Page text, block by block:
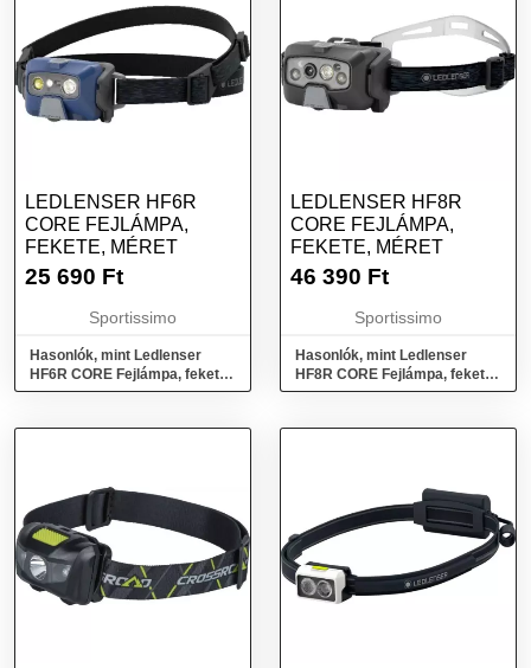
LEDLENSER HF6R
CORE FEJLÁMPA,
FEKETE, MÉRET
25 690 Ft
Sportissimo
Hasonlók, mint Ledlenser
HF6R CORE Fejlámpa, fekete,
méret
LEDLENSER HF8R
CORE FEJLÁMPA,
FEKETE, MÉRET
46 390 Ft
Sportissimo
Hasonlók, mint Ledlenser
HF8R CORE Fejlámpa, fekete,
méret